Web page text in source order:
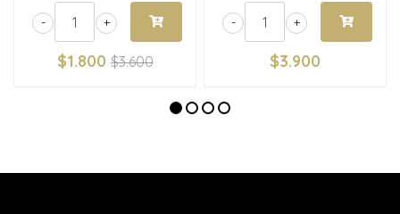
+
-
$1.800 $3.600
+
-
$3.900